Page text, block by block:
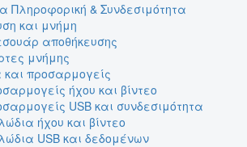
Πληροφορική & Συνδεσιμότητα
και μνήμη
αποθήκευσης
μνήμης
προσαρμογείς
ήχου και βίντεο
USB και συνδεσιμότητα
ήχου και βίντεο
USB και δεδομένων